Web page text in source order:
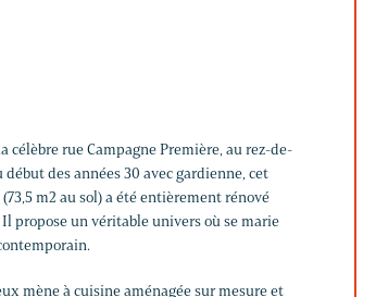
célèbre rue Campagne Première, au rez-de-
des années 30 avec gardienne, cet
m2 au sol) a été entièrement rénové
propose un véritable univers où se marie
mène à cuisine aménagée sur mesure et